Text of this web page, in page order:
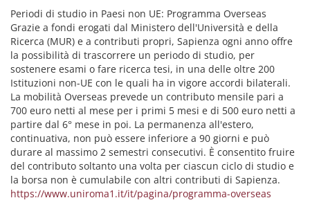
Periodi di studio in Paesi non UE: Programma Overseas
Grazie a fondi erogati dal Ministero dell'Università e della
Ricerca (MUR) e a contributi propri, Sapienza ogni anno offre
la possibilità di trascorrere un periodo di studio, per
sostenere esami o fare ricerca tesi, in una delle oltre 200
Istituzioni non-UE con le quali ha in vigore accordi bilaterali.
La mobilità Overseas prevede un contributo mensile pari a
700 euro netti al mese per i primi 5 mesi e di 500 euro netti a
partire dal 6° mese in poi. La permanenza all'estero,
continuativa, non può essere inferiore a 90 giorni e può
durare al massimo 2 semestri consecutivi. È consentito fruire
del contributo soltanto una volta per ciascun ciclo di studio e
la borsa non è cumulabile con altri contributi di Sapienza.
https://www.uniroma1.it/it/pagina/programma-overseas